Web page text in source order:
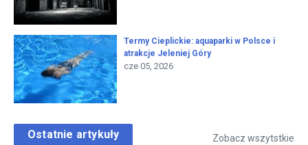
Termy Cieplickie: aquaparki w Polsce i
atrakcje Jeleniej Góry
cze 05, 2026
Ostatnie artykuły Zobacz wszytstkie